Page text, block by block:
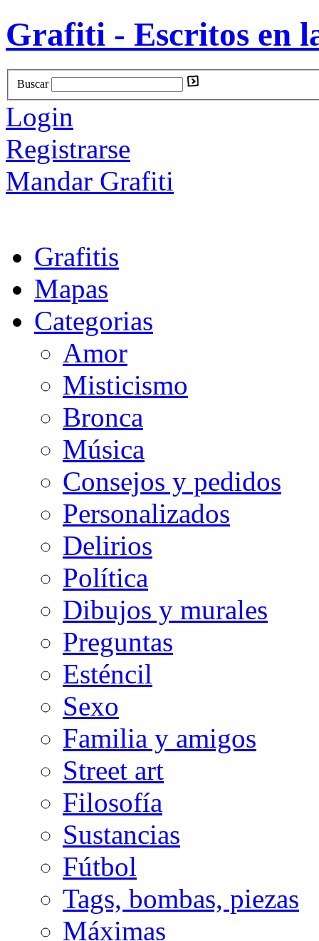
Grafiti - Escritos en
Buscar
Login
Registrarse
Mandar Grafiti
Grafitis
Mapas
Categorias
Amor
Misticismo
Bronca
Música
Consejos y pedidos
Personalizados
Delirios
Política
Dibujos y murales
Preguntas
Esténcil
Sexo
Familia y amigos
Street art
Filosofía
Sustancias
Fútbol
Tags, bombas, piezas
Máximas